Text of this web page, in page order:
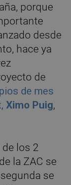
porque
desde
hace ya
de
de mes
Ximo Puig,
los 2
la ZAC se
se